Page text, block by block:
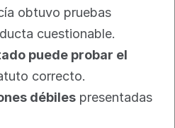
obtuvo pruebas
cuestionable.
puede probar el
correcto.
débiles presentadas